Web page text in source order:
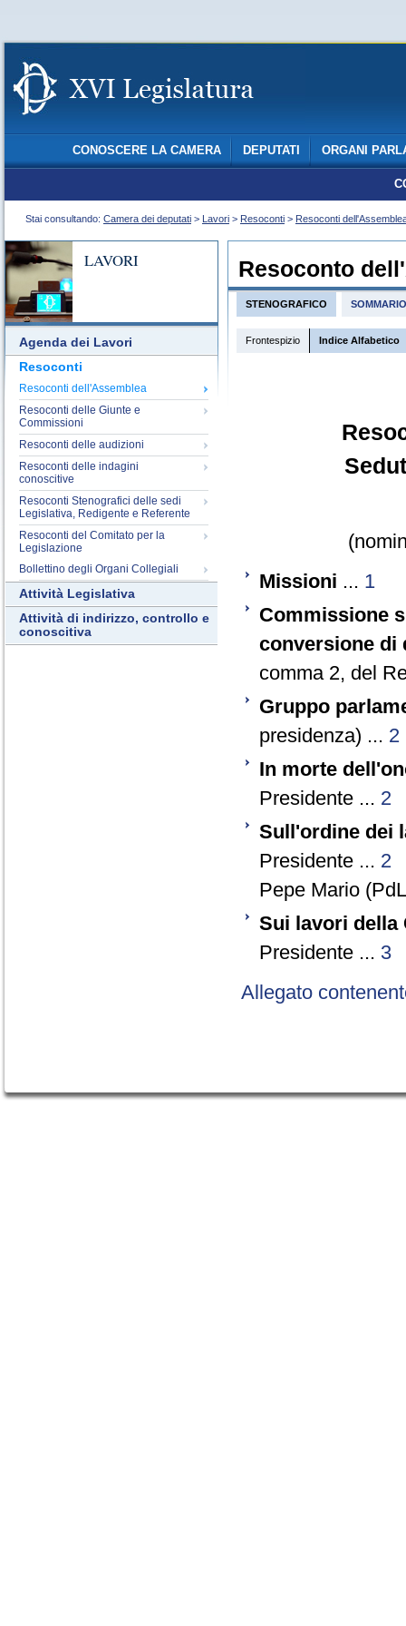
CONOSCERE LA CAMERA DEPUTATI ORGANI
Stai consultando: Camera dei deputati > Lavori > Resoconti > Resoconti
LAVORI
Agenda dei Lavori
Resoconti
Resoconti dell'Assemblea
Resoconti delle Giunte e
Commissioni
Resoconti delle audizioni
Resoconti delle indagini
conoscitive
Resoconti Stenografici delle sedi
Legislativa, Redigente e Referente
Resoconti del Comitato per la
Legislazione
Bollettino degli Organi Collegiali
Attività Legislativa
Attività di indirizzo, controllo e
conoscitiva
Resoconto
STENOGRAFICO SOMMARIO
Frontespizio Indice Alfabetico
Missioni ... 1
Commissione
conversione di
comma 2, del
Gruppo
presidenza) ... 2
In morte
Presidente ... 2
Sull'ordine dei
Presidente ... 2
Pepe Mario
Sui lavori della
Presidente ... 3
Allegato